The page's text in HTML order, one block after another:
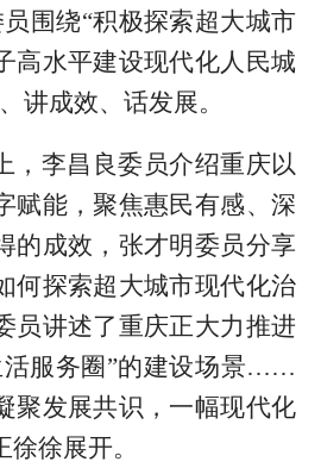
围绕“积极探索超大城市
高水平建设现代化人民城
讲成效、话发展。
，李昌良委员介绍重庆以
赋能，聚焦惠民有感、深
的成效，张才明委员分享
何探索超大城市现代化治
员讲述了重庆正大力推进
活服务圈”的建设场景……
聚发展共识，一幅现代化
徐展开。